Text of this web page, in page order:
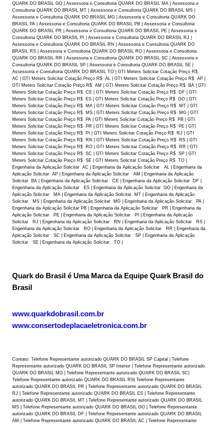
QUARK DO BRASIL GO | Assessoria e Consultoria QUARK DO BRASIL MA | Assessoria e
Consultoria QUARK DO BRASIL MT | Assessoria e Consultoria QUARK DO BRASIL MS |
Assessoria e Consultoria QUARK DO BRASIL MG | Assessoria e Consultoria QUARK DO
BRASIL PA | Assessoria e Consultoria QUARK DO BRASIL PB | Assessoria e Consultoria
QUARK DO BRASIL PR | Assessoria e Consultoria QUARK DO BRASIL PE | Assessoria e
Consultoria QUARK DO BRASIL PI | Assessoria e Consultoria QUARK DO BRASIL RJ |
Assessoria e Consultoria QUARK DO BRASIL RN | Assessoria e Consultoria QUARK DO
BRASIL RS | Assessoria e Consultoria QUARK DO BRASIL RO | Assessoria e Consultoria
QUARK DO BRASIL RR | Assessoria e Consultoria QUARK DO BRASIL SC | Assessoria e
Consultoria QUARK DO BRASIL SP | Assessoria e Consultoria QUARK DO BRASIL SE |
Assessoria e Consultoria QUARK DO BRASIL TO | GTI Meters Solicitar Cotação Preço R$
AC | GTI Meters Solicitar Cotação Preço R$ AL | GTI Meters Solicitar Cotação Preço R$ AP |
GTI Meters Solicitar Cotação Preço R$ AM | GTI Meters Solicitar Cotação Preço R$ BA | GTI
Meters Solicitar Cotação Preço R$ CE | GTI Meters Solicitar Cotação Preço R$ DF | GTI
Meters Solicitar Cotação Preço R$ ES | GTI Meters Solicitar Cotação Preço R$ GO | GTI
Meters Solicitar Cotação Preço R$ MA | GTI Meters Solicitar Cotação Preço R$ MT | GTI
Meters Solicitar Cotação Preço R$ MS | GTI Meters Solicitar Cotação Preço R$ MG | GTI
Meters Solicitar Cotação Preço R$ PA | GTI Meters Solicitar Cotação Preço R$ PB | GTI
Meters Solicitar Cotação Preço R$ PR | GTI Meters Solicitar Cotação Preço R$ PE | GTI
Meters Solicitar Cotação Preço R$ PI | GTI Meters Solicitar Cotação Preço R$ RJ | GTI
Meters Solicitar Cotação Preço R$ RN | GTI Meters Solicitar Cotação Preço R$ RS | GTI
Meters Solicitar Cotação Preço R$ RO | GTI Meters Solicitar Cotação Preço R$ RR | GTI
Meters Solicitar Cotação Preço R$ SC | GTI Meters Solicitar Cotação Preço R$ SP | GTI
Meters Solicitar Cotação Preço R$ SE | GTI Meters Solicitar Cotação Preço R$ TO |
Engenharia da Aplicação Solicitar AC | Engenharia da Aplicação Solicitar AL | Engenharia da
Aplicação Solicitar AP | Engenharia da Aplicação Solicitar AM | Engenharia da Aplicação
Solicitar BA | Engenharia da Aplicação Solicitar CE | Engenharia da Aplicação Solicitar DF |
Engenharia da Aplicação Solicitar ES | Engenharia da Aplicação Solicitar GO | Engenharia da
Aplicação Solicitar MA | Engenharia da Aplicação Solicitar MT | Engenharia da Aplicação
Solicitar MS | Engenharia da Aplicação Solicitar MG | Engenharia da Aplicação Solicitar PA |
Engenharia da Aplicação Solicitar PB | Engenharia da Aplicação Solicitar PR | Engenharia da
Aplicação Solicitar PE | Engenharia da Aplicação Solicitar PI | Engenharia da Aplicação
Solicitar RJ | Engenharia da Aplicação Solicitar RN | Engenharia da Aplicação Solicitar RS |
Engenharia da Aplicação Solicitar RO | Engenharia da Aplicação Solicitar RR | Engenharia da
Aplicação Solicitar SC | Engenharia da Aplicação Solicitar SP | Engenharia da Aplicação
Solicitar SE | Engenharia da Aplicação Solicitar TO |
Quark do Brasil é Uma Marca da Equipe Quark Brasil do
Brasil
www.quarkdobrasil.com.br
www.consertodeplacaeletronica.com.br
Contato: Telefone Representante autorizado QUARK DO BRASIL SP Capital | Telefone
Representante autorizado QUARK DO BRASIL SP Interior | Telefone Representante autorizado
QUARK DO BRASIL MG | Telefone Representante autorizado QUARK DO BRASIL SC|
Telefone Representante autorizado QUARK DO BRASIL RS| Telefone Representante
autorizado QUARK DO BRASIL PR | Telefone Representante autorizado QUARK DO BRASIL
RJ | Telefone Representante autorizado QUARK DO BRASIL ES | Telefone Representante
autorizado QUARK DO BRASIL MT | Telefone Representante autorizado QUARK DO BRASIL
MS | Telefone Representante autorizado QUARK DO BRASIL GO | Telefone Representante
autorizado QUARK DO BRASIL DF | Telefone Representante autorizado QUARK DO BRASIL
AM | Telefone Representante autorizado QUARK DO BRASIL AC | Telefone Representante